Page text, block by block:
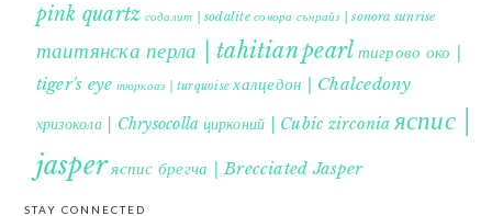
pink quartz содалит | sodalite сонора сънрайз | sonora sunrise
таитянска перла | tahitian pearl тигрово око |
tiger's eye тюркоаз | turquoise халцедон | Chalcedony
хризокола | Chrysocolla цирконий | Cubic zirconia яспис |
jasperяспис брегча | Brecciated Jasper
STAY CONNECTED